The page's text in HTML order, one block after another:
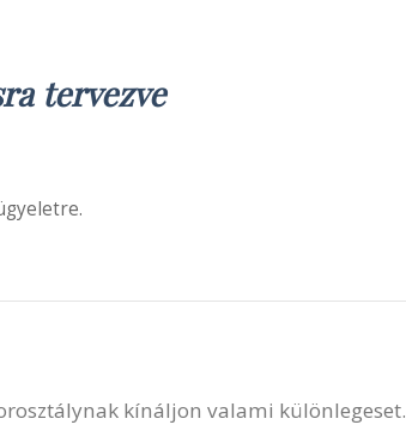
tervezve
kínáljon valami különlegeset.